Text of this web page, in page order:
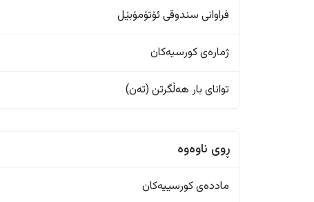
فراوانی سندوقی ئۆتۆمۆبێل
ژمارەی کورسیەکان
تواناى بار هەڵگرتن (تەن)
ڕوی ناوەوە
ماددەی کورسییەکان